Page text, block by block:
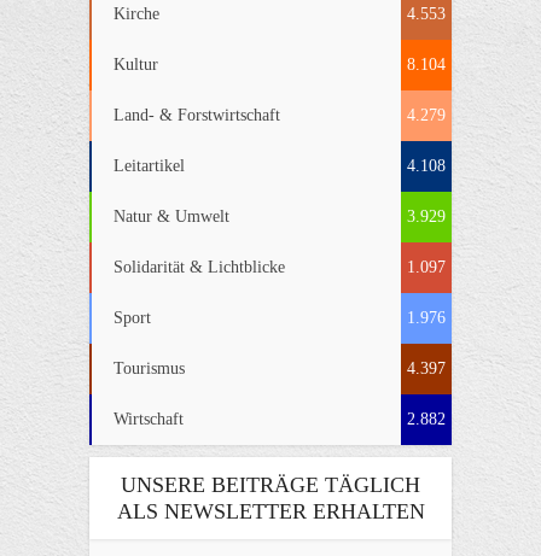
Kirche 4.553
Kultur 8.104
Land- & Forstwirtschaft 4.279
Leitartikel 4.108
Natur & Umwelt 3.929
Solidarität & Lichtblicke 1.097
Sport 1.976
Tourismus 4.397
Wirtschaft 2.882
UNSERE BEITRÄGE TÄGLICH
ALS NEWSLETTER ERHALTEN